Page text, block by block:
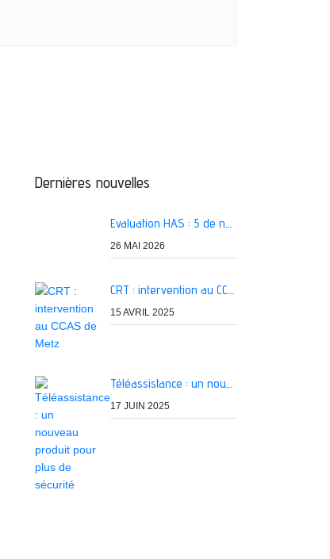
Dernières nouvelles
Evaluation HAS : 5 de nos services classés A
26 MAI 2026
CRT : intervention au CCAS de Metz
15 AVRIL 2025
Téléassistance : un nouveau produit pour plus de sécurité
17 JUIN 2025